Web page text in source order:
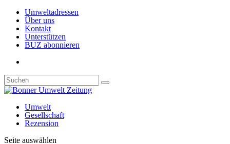
Umweltadressen
Über uns
Kontakt
Unterstützen
BUZ abonnieren
Umwelt
Gesellschaft
Rezension
Seite auswählen